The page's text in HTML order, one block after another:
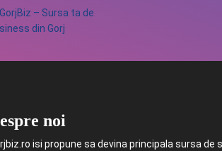
noi
isi propune sa devina principala sursa de